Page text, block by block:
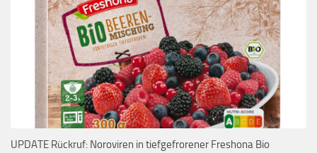
UPDATE Rückruf: Noroviren in tiefgefrorener Freshona Bio